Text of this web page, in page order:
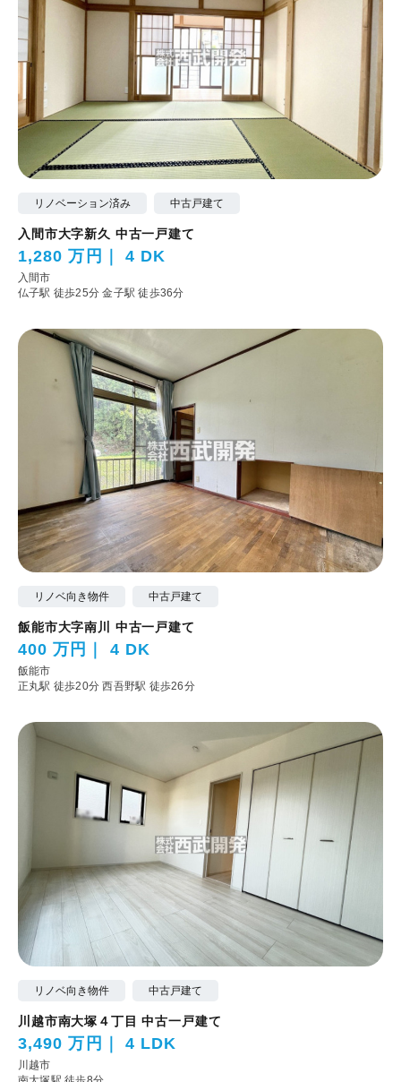
リノベーション済み 中古戸建て
入間市大字新久 中古一戸建て
1,280 万円 4 DK
入間市
仏子駅 徒歩25分金子駅 徒歩36分
リノベ向き物件 中古戸建て
飯能市大字南川 中古一戸建て
400 万円 4 DK
飯能市
正丸駅 徒歩20分西吾野駅 徒歩26分
リノベ向き物件 中古戸建て
川越市南大塚４丁目 中古一戸建て
3,490 万円 4 LDK
川越市